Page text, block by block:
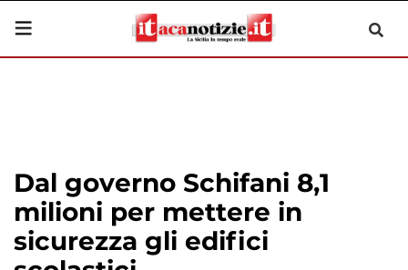
Dal governo Schifani 8,1
milioni per mettere in
sicurezza gli edifici